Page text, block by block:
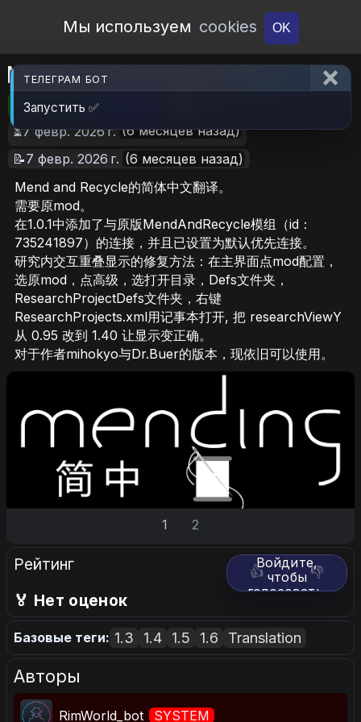
Open Workshop
Мы используем cookies OK
MendAndRecycle简中翻译
🎮RimWorld 📦34.9 KB
⏳7 февр. 2026 г. (6 месяцев назад)
📝7 февр. 2026 г. (6 месяцев назад)
Mend and Recycle的简体中文翻译。
需要原mod。
在1.0.1中添加了与原版MendAndRecycle模组（id：
735241897）的连接，并且已设置为默认优先连接。
研究内交互重叠显示的修复方法：在主界面点mod配置，
选原mod，点高级，选打开目录，Defs文件夹，
ResearchProjectDefs文件夹，右键
ResearchProjects.xml用记事本打开, 把 researchViewY
从 0.95 改到 1.40 让显示变正确。
对于作者mihokyo与Dr.Buer的版本，现依旧可以使用。
1 2
Рейтинг 👍 👎
Войдите,
чтобы
голосовать.
🏅 Нет оценок
Базовые теги: 1.3 1.4 1.5 1.6 Translation
Авторы
RimWorld_bot SYSTEM
ТЕЛЕГРАМ БОТ
Запустить ✅